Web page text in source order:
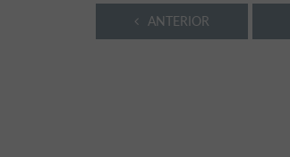
ANTERIOR